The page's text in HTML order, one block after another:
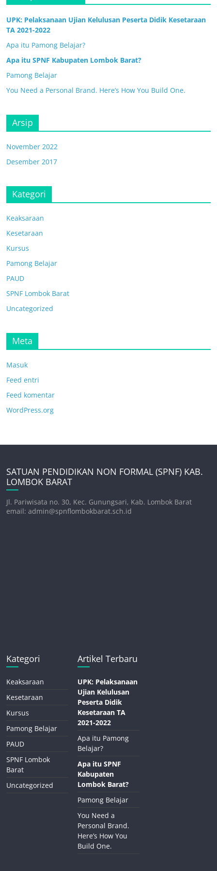
UPK: Pelaksanaan Ujian Kelulusan Peserta Didik Kesetaraan
TA 2021-2022
Apa itu Pamong Belajar?
Apa itu SPNF Kabupaten Lombok Barat?
Pamong Belajar
You Need a Personal Brand. Here’s How You Build One.
Arsip
November 2022
Desember 2017
Kategori
Keaksaraan
Kesetaraan
Kursus
Pamong Belajar
PAUD
SPNF Lombok Barat
Uncategorized
Meta
Masuk
Feed entri
Feed komentar
WordPress.org
SATUAN PENDIDIKAN NON FORMAL (SPNF) KAB.
LOMBOK BARAT
Jl. Pariwisata no. 30, Kec. Gunungsari, Kab. Lombok Barat
email: admin@spnflombokbarat.sch.id
Kategori
Keaksaraan
Kesetaraan
Kursus
Pamong Belajar
PAUD
SPNF Lombok
Barat
Uncategorized
Artikel Terbaru
UPK: Pelaksanaan
Ujian Kelulusan
Peserta Didik
Kesetaraan TA
2021-2022
Apa itu Pamong
Belajar?
Apa itu SPNF
Kabupaten
Lombok Barat?
Pamong Belajar
You Need a
Personal Brand.
Here’s How You
Build One.